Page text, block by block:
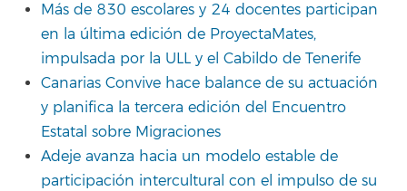
Más de 830 escolares y 24 docentes participan
en la última edición de ProyectaMates,
impulsada por la ULL y el Cabildo de Tenerife
Canarias Convive hace balance de su actuación
y planifica la tercera edición del Encuentro
Estatal sobre Migraciones
Adeje avanza hacia un modelo estable de
participación intercultural con el impulso de su